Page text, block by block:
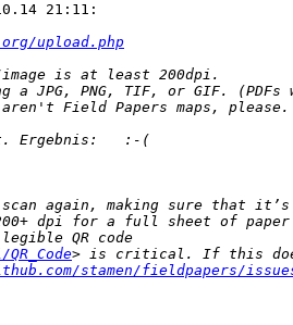
21:11:
upload.php
stamen/fieldpapers/